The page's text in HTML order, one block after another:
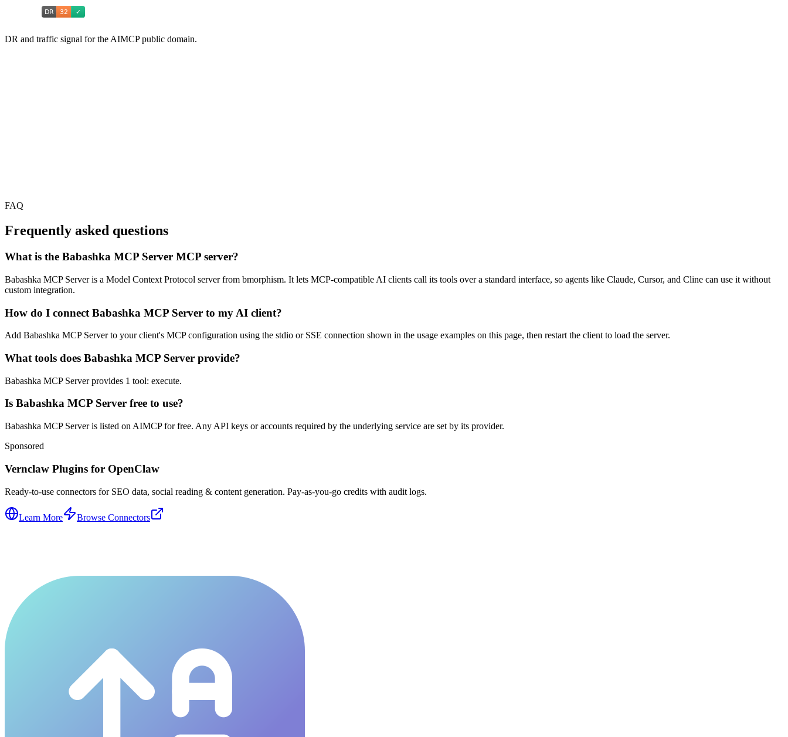
DR and traffic signal for the AIMCP public domain.
FAQ
Frequently asked questions
What is the Babashka MCP Server MCP server?
Babashka MCP Server is a Model Context Protocol server from bmorphism. It lets MCP-compatible AI clients call its tools over a standard interface, so agents like Claude, Cursor, and Cline can use it without
custom integration.
How do I connect Babashka MCP Server to my AI client?
Add Babashka MCP Server to your client's MCP configuration using the stdio or SSE connection shown in the usage examples on this page, then restart the client to load the server.
What tools does Babashka MCP Server provide?
Babashka MCP Server provides 1 tool: execute.
Is Babashka MCP Server free to use?
Babashka MCP Server is listed on AIMCP for free. Any API keys or accounts required by the underlying service are set by its provider.
Sponsored
Vernclaw Plugins for OpenClaw
Ready-to-use connectors for SEO data, social reading & content generation. Pay-as-you-go credits with audit logs.
Learn More Browse Connectors